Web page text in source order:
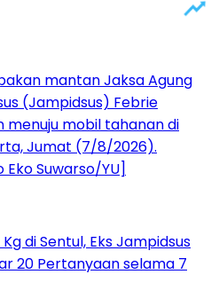
di Sentul, Eks Jampidsus
20 Pertanyaan selama 7